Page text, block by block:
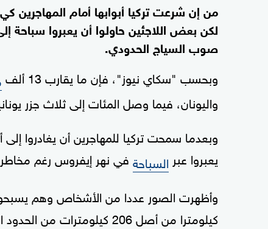
من إن شرعت تركيا أبوابها أمام المهاجرين
لكن بعض اللاجئين حاولوا أن يعبروا سباحة
صوب السياج الحدودي.
وبحسب "سكاي نيوز"، فإن ما يقارب 13 ألف
واليونان، فيما وصل المئات إلى ثلاث جزر
وبعدما سمحت تركيا للمهاجرين أن يغادروا
يعبروا عبر السباحة في نهر إيفروس رغم
كيلومترا من أصل 206 كيلومترات من الحدود البرية بين الاتحاد الأوروبي.